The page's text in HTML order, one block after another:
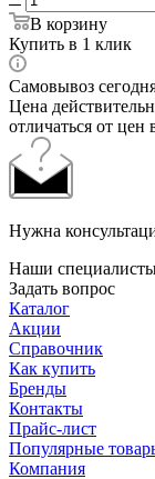
В корзину
Купить в 1 клик
Самовывоз
Цена
отличаться от
Нужна
Наши
Задать вопрос
Каталог
Акции
Справочник
Как купить
Бренды
Контакты
Прайс-лист
Популярные
Компания